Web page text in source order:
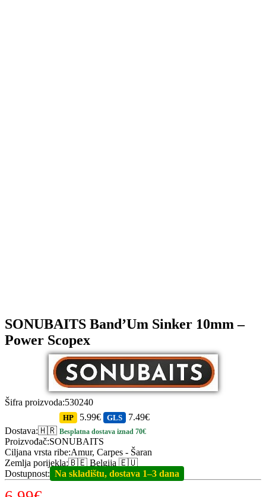
SONUBAITS Band’Um Sinker 10mm –
Power Scopex
Šifra proizvoda:530240
Dostava:🇭🇷
HP 5.99€ GLS 7.49€
Besplatna dostava iznad 70€
Proizvođač:SONUBAITS
Ciljana vrsta ribe:Amur, Carpes - Šaran
Zemlja porijekla:🇧🇪 Belgija 🇪🇺
Dostupnost: Na skladištu, dostava 1–3 dana